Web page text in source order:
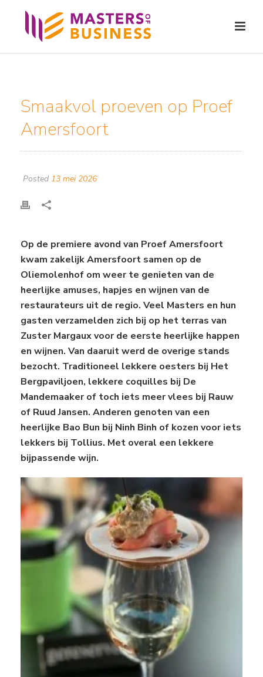
Smaakvol proeven op Proef
Amersfoort
Posted 13 mei 2026
Op de premiere avond van Proef Amersfoort
kwam zakelijk Amersfoort samen op de
Oliemolenhof om weer te genieten van de
heerlijke amuses, hapjes en wijnen van de
restaurateurs uit de regio. Veel Masters en hun
gasten verzamelden zich bij op het terras van
Zuster Margaux voor de eerste heerlijke happen
en wijnen. Van daaruit werd de overige stands
bezocht. Traditioneel lekkere oesters bij Het
Bergpaviljoen, lekkere coquilles bij De
Mandemaaker of toch iets meer vlees bij Rauw
of Ruud Jansen. Anderen genoten van een
heerlijke Bao Bun bij Ninh Binh of kozen voor iets
lekkers bij Tollius. Met overal een lekkere
bijpassende wijn.